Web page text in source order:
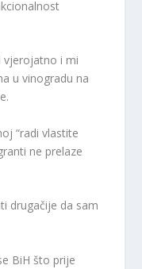
vjerojatno i mi
u vinogradu na
“radi vlastite
ne prelaze
drugačije da sam
BiH što prije